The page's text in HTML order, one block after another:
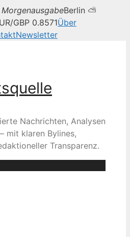
MorgenausgabeBerlin ⛅
GBP 0.8571Über
Newsletter
Nachrichten, Analysen
mit klaren Bylines,
Transparenz.